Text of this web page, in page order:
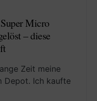
Micro
– diese
Zeit meine
Depot. Ich kaufte